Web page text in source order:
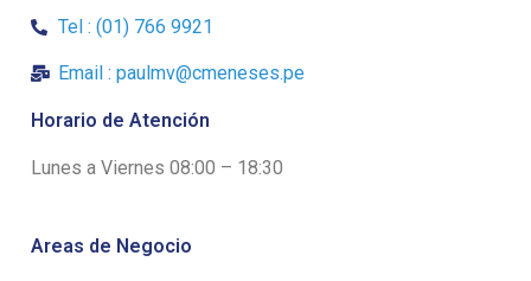
Tel : (01) 766 9921
Email : paulmv@cmeneses.pe
Horario de Atención
Lunes a Viernes 08:00 – 18:30
Areas de Negocio